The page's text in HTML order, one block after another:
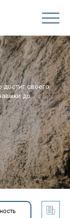
достиг своего
до